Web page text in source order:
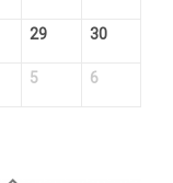
29 30
5 6